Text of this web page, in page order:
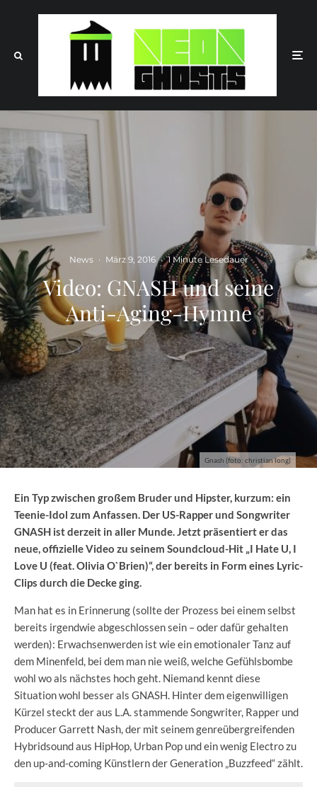
Gnash (foto: christian long)
News · März 9, 2016 · 1 Minute Lesedauer
Video: GNASH und seine
Anti-Aging-Hymne
Ein Typ zwischen großem Bruder und Hipster, kurzum: ein
Teenie-Idol zum Anfassen. Der US-Rapper und Songwriter
GNASH ist derzeit in aller Munde. Jetzt präsentiert er das
neue, offizielle Video zu seinem Soundcloud-Hit „I Hate U, I
Love U (feat. Olivia O`Brien)“, der bereits in Form eines Lyric-
Clips durch die Decke ging.
Man hat es in Erinnerung (sollte der Prozess bei einem selbst
bereits irgendwie abgeschlossen sein – oder dafür gehalten
werden): Erwachsenwerden ist wie ein emotionaler Tanz auf
dem Minenfeld, bei dem man nie weiß, welche Gefühlsbombe
wohl wo als nächstes hoch geht. Niemand kennt diese
Situation wohl besser als GNASH. Hinter dem eigenwilligen
Kürzel steckt der aus L.A. stammende Songwriter, Rapper und
Producer Garrett Nash, der mit seinem genreübergreifenden
Hybridsound aus HipHop, Urban Pop und ein wenig Electro zu
den up-and-coming Künstlern der Generation „Buzzfeed“ zählt.